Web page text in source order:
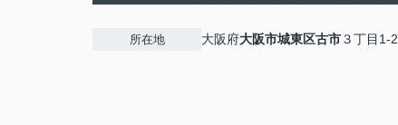
所在地 大阪府大阪市城東区古市３丁目1-2